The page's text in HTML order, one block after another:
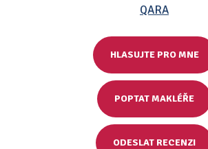
QARA
HLASUJTE PRO MNE
POPTAT MAKLÉŘE
ODESLAT RECENZI